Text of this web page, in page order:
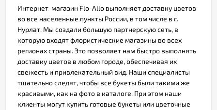
оформить
заказ
Интернет-магазин Flo-Allo выполняет доставку цветов
во все населенные пункты России, в том числе в г.
Нурлат. Мы создали большую партнерскую сеть, в
которую входят флористические магазины во всех
регионах страны. Это позволяет нам быстро выполнять
доставку цветов в любом городе, обеспечивая их
свежесть и привлекательный вид. Наши специалисты
тщательно следят, чтобы все букеты были такими же
красивыми, как на фото в каталоге. При этом наши
клиенты могут купить готовые букеты или цветочные